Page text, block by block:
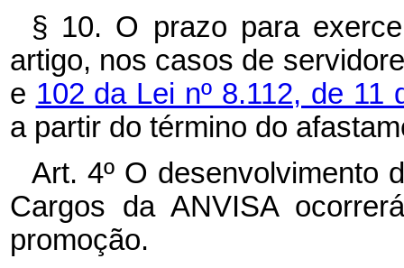
§ 10. O prazo para
artigo, nos casos de
e 102 da Lei nº 8.112, de
a partir do término do
Art. 4º O desenvolvimento
Cargos da ANVISA
promoção.